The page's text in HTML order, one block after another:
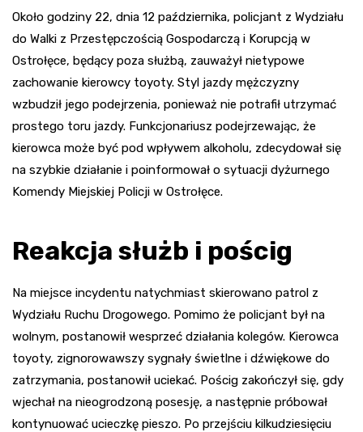
Około godziny 22, dnia 12 października, policjant z Wydziału
do Walki z Przestępczością Gospodarczą i Korupcją w
Ostrołęce, będący poza służbą, zauważył nietypowe
zachowanie kierowcy toyoty. Styl jazdy mężczyzny
wzbudził jego podejrzenia, ponieważ nie potrafił utrzymać
prostego toru jazdy. Funkcjonariusz podejrzewając, że
kierowca może być pod wpływem alkoholu, zdecydował się
na szybkie działanie i poinformował o sytuacji dyżurnego
Komendy Miejskiej Policji w Ostrołęce.
Reakcja służb i pościg
Na miejsce incydentu natychmiast skierowano patrol z
Wydziału Ruchu Drogowego. Pomimo że policjant był na
wolnym, postanowił wesprzeć działania kolegów. Kierowca
toyoty, zignorowawszy sygnały świetlne i dźwiękowe do
zatrzymania, postanowił uciekać. Pościg zakończył się, gdy
wjechał na nieogrodzoną posesję, a następnie próbował
kontynuować ucieczkę pieszo. Po przejściu kilkudziesięciu